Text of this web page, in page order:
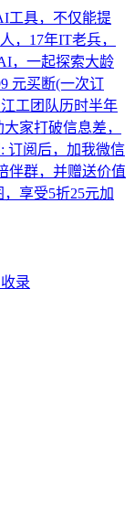
工具，不仅能提
，17年IT老兵，
，一起探索大龄
元买断(一次订
工团队历时半年
家打破信息差，
订阅后，加我微信
伴群，并赠送价值
享受5折25元加
收录